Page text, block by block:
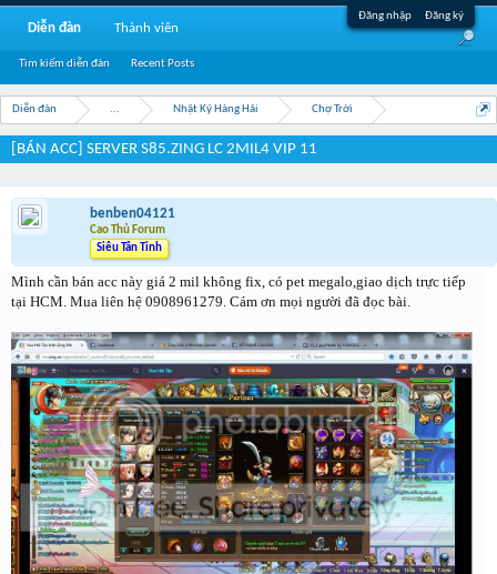
Đăng nhập Đăng ký
Diễn đàn ... Nhật Ký Hàng Hải Chợ Trời
[BÁN ACC] SERVER S85.ZING LC 2MIL4 VIP 11
benben04121
Cao Thủ Forum
Siêu Tân Tinh
Mình cần bán acc này giá 2 mil không fix, có pet megalo,giao dịch trực tiếp
tại HCM. Mua liên hệ 0908961279. Cám ơn mọi người đã đọc bài.
Diễn đàn
Tìm kiếm diễn đàn Recent Posts
Thành viên